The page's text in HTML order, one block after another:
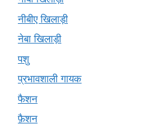
नीबीए खिलाड़ी
नेबा खिलाड़ी
पशु
प्रभावशाली गायक
फैशन
फ़ैशन